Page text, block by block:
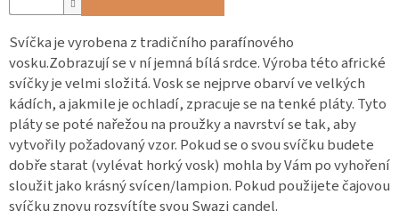
Svíčka je vyrobena z tradičního parafínového
vosku.Zobrazují se v ní jemná bílá srdce. Výroba této africké
svíčky je velmi složitá. Vosk se nejprve obarví ve velkých
kádích, a jakmile je ochladí, zpracuje se na tenké pláty. Tyto
pláty se poté nařežou na proužky a navrství se tak, aby
vytvořily požadovaný vzor. Pokud se o svou svíčku budete
dobře starat (vylévat horký vosk) mohla by Vám po vyhoření
sloužit jako krásný svícen/lampion. Pokud použijete čajovou
svíčku znovu rozsvítíte svou Swazi candel.